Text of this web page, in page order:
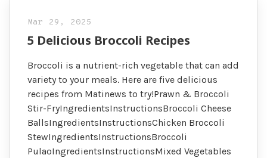
Mar 29, 2025
5 Delicious Broccoli Recipes
Broccoli is a nutrient-rich vegetable that can add
variety to your meals. Here are five delicious
recipes from Matinews to try!Prawn & Broccoli
Stir-FryIngredientsInstructionsBroccoli Cheese
BallsIngredientsInstructionsChicken Broccoli
StewIngredientsInstructionsBroccoli
PulaoIngredientsInstructionsMixed Vegetables